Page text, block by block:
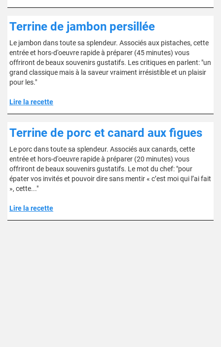
Terrine de jambon persillée
Le jambon dans toute sa splendeur. Associés aux pistaches, cette
entrée et hors-d'oeuvre rapide à préparer (45 minutes) vous
offriront de beaux souvenirs gustatifs. Les critiques en parlent: "un
grand classique mais à la saveur vraiment irrésistible et un plaisir
pour les."
Lire la recette
Terrine de porc et canard aux figues
Le porc dans toute sa splendeur. Associés aux canards, cette
entrée et hors-d'oeuvre rapide à préparer (20 minutes) vous
offriront de beaux souvenirs gustatifs. Le mot du chef: "pour
épater vos invités et pouvoir dire sans mentir « c’est moi qui l’ai fait
», cette..."
Lire la recette